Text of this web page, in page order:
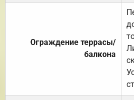
Ограждение террасы/
балкона